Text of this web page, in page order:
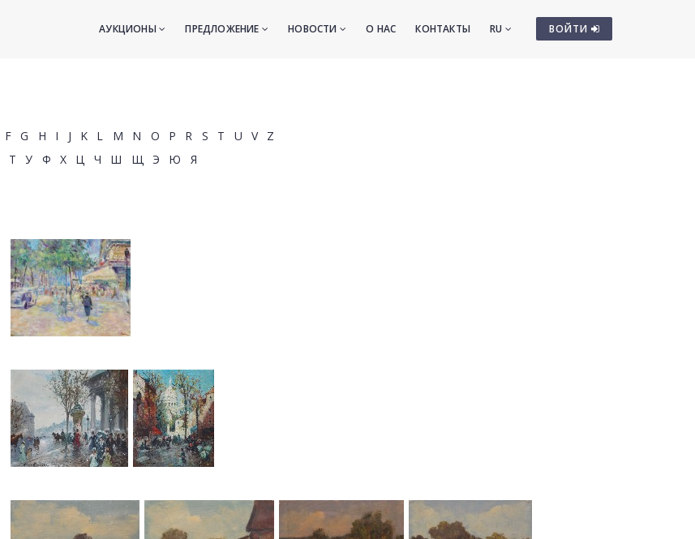
ВОЙТИ
АУКЦИОНЫ ПРЕДЛОЖЕНИЕ НОВОСТИ О НАС КОНТАКТЫ RU
F G H I J K L M N O P R S T U V
Z
Т У Ф Х Ц Ч Ш Щ Э Ю Я